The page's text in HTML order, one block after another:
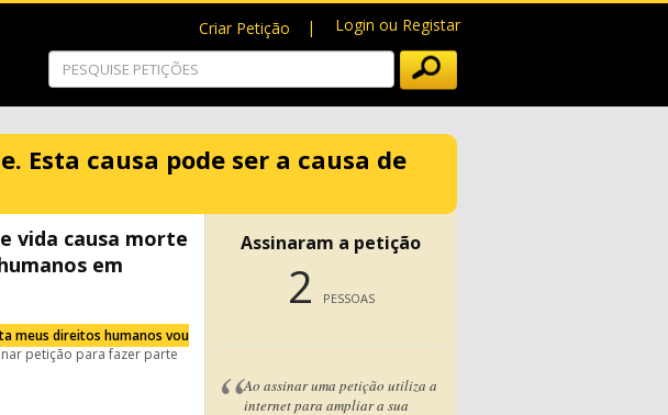
Criar Petição Login ou Registar
Esta causa pode ser a causa de
vida causa morte
em
meus direitos humanos vou
petição para fazer parte
Assinaram a petição
2 PESSOAS
Ao assinar uma petição utiliza a
internet para ampliar a sua